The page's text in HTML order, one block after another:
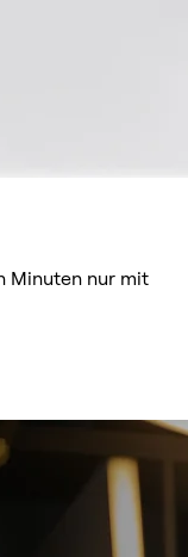
Minuten nur mit